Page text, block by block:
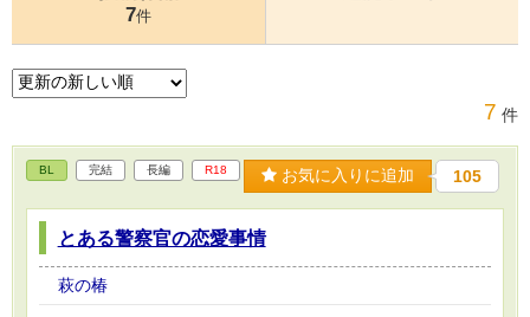
7件
7 件
BL 完結 長編 R18 お気に入りに追加 105
とある警察官の恋愛事情
萩の椿